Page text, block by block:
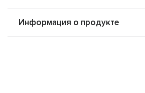
Информация о продукте